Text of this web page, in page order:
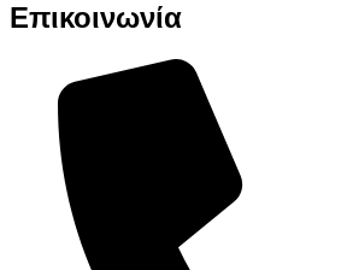
Επικοινωνία